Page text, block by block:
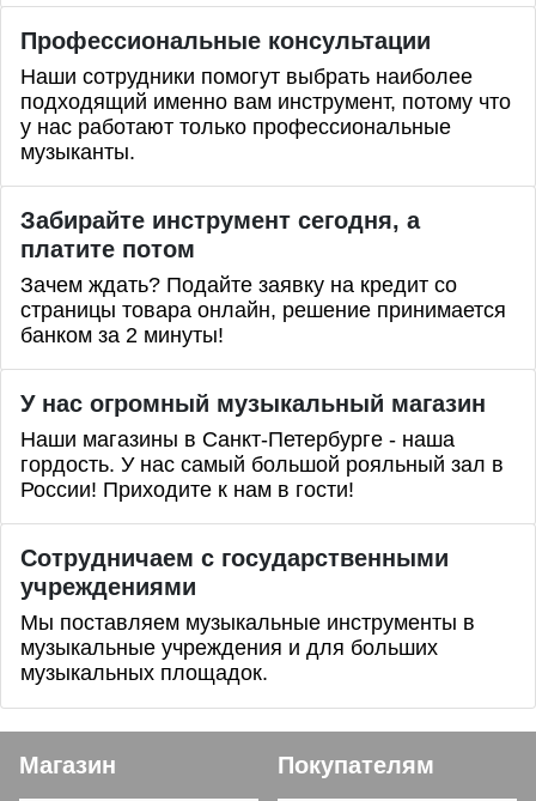
Профессиональные консультации
Наши сотрудники помогут выбрать наиболее
подходящий именно вам инструмент, потому что
у нас работают только профессиональные
музыканты.
Забирайте инструмент сегодня, а
платите потом
Зачем ждать? Подайте заявку на кредит со
страницы товара онлайн, решение принимается
банком за 2 минуты!
У нас огромный музыкальный магазин
Наши магазины в Санкт-Петербурге - наша
гордость. У нас самый большой рояльный зал в
России! Приходите к нам в гости!
Сотрудничаем с государственными
учреждениями
Мы поставляем музыкальные инструменты в
музыкальные учреждения и для больших
музыкальных площадок.
Магазин Покупателям